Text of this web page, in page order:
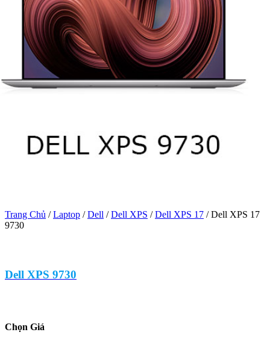
Trang Chủ /Laptop /Dell /Dell XPS /Dell XPS 17 /Dell XPS 17
9730
Dell XPS 9730
Chọn Giá